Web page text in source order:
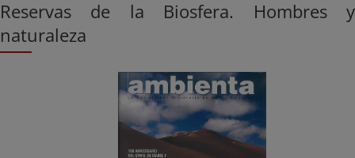
Reservas de la Biosfera. Hombres y
naturaleza